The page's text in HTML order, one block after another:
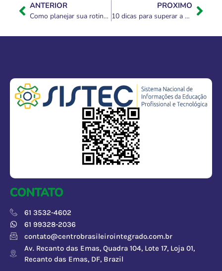
ANTERIOR
Como planejar sua rotina de estudos acadêmicos
PROXIMO
10 dicas para superar a síndrome do impostor
CONTATO
61 3532-4602
61 99328-2036
contato@centrobrasileirointegrado.com.br
Av. Recanto das Emas, Quadra 104, Lote 17, Loja 01,
Recanto das Emas, DF, Brazil